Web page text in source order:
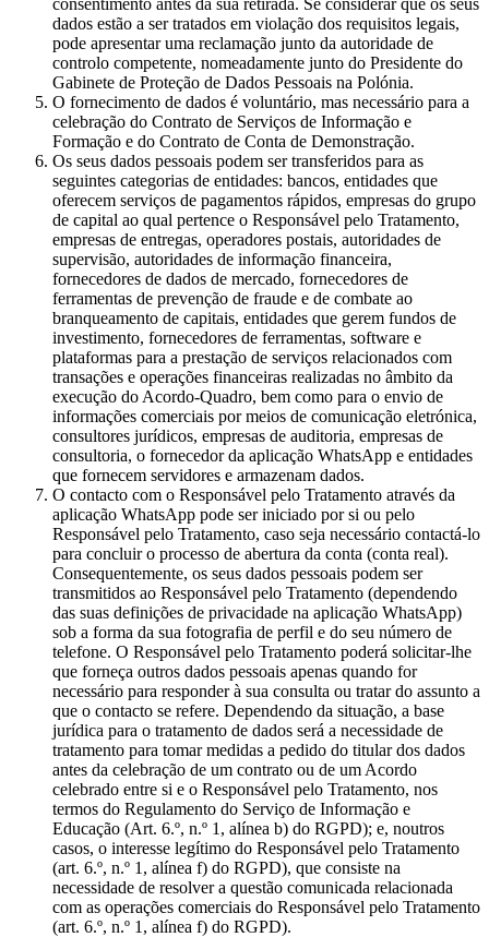
consentimento antes da sua retirada. Se considerar que os seus
dados estão a ser tratados em violação dos requisitos legais,
pode apresentar uma reclamação junto da autoridade de
controlo competente, nomeadamente junto do Presidente do
Gabinete de Proteção de Dados Pessoais na Polónia.
O fornecimento de dados é voluntário, mas necessário para a
celebração do Contrato de Serviços de Informação e
Formação e do Contrato de Conta de Demonstração.
Os seus dados pessoais podem ser transferidos para as
seguintes categorias de entidades: bancos, entidades que
oferecem serviços de pagamentos rápidos, empresas do grupo
de capital ao qual pertence o Responsável pelo Tratamento,
empresas de entregas, operadores postais, autoridades de
supervisão, autoridades de informação financeira,
fornecedores de dados de mercado, fornecedores de
ferramentas de prevenção de fraude e de combate ao
branqueamento de capitais, entidades que gerem fundos de
investimento, fornecedores de ferramentas, software e
plataformas para a prestação de serviços relacionados com
transações e operações financeiras realizadas no âmbito da
execução do Acordo-Quadro, bem como para o envio de
informações comerciais por meios de comunicação eletrónica,
consultores jurídicos, empresas de auditoria, empresas de
consultoria, o fornecedor da aplicação WhatsApp e entidades
que fornecem servidores e armazenam dados.
O contacto com o Responsável pelo Tratamento através da
aplicação WhatsApp pode ser iniciado por si ou pelo
Responsável pelo Tratamento, caso seja necessário contactá-lo
para concluir o processo de abertura da conta (conta real).
Consequentemente, os seus dados pessoais podem ser
transmitidos ao Responsável pelo Tratamento (dependendo
das suas definições de privacidade na aplicação WhatsApp)
sob a forma da sua fotografia de perfil e do seu número de
telefone. O Responsável pelo Tratamento poderá solicitar-lhe
que forneça outros dados pessoais apenas quando for
necessário para responder à sua consulta ou tratar do assunto a
que o contacto se refere. Dependendo da situação, a base
jurídica para o tratamento de dados será a necessidade de
tratamento para tomar medidas a pedido do titular dos dados
antes da celebração de um contrato ou de um Acordo
celebrado entre si e o Responsável pelo Tratamento, nos
termos do Regulamento do Serviço de Informação e
Educação (Art. 6.º, n.º 1, alínea b) do RGPD); e, noutros
casos, o interesse legítimo do Responsável pelo Tratamento
(art. 6.º, n.º 1, alínea f) do RGPD), que consiste na
necessidade de resolver a questão comunicada relacionada
com as operações comerciais do Responsável pelo Tratamento
(art. 6.º, n.º 1, alínea f) do RGPD).